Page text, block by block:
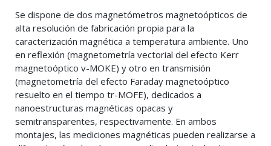
Se dispone de dos magnetómetros magnetoópticos de
alta resolución de fabricación propia para la
caracterización magnética a temperatura ambiente. Uno
en reflexión (magnetometría vectorial del efecto Kerr
magnetoóptico v-MOKE) y otro en transmisión
(magnetometría del efecto Faraday magnetoóptico
resuelto en el tiempo tr-MOFE), dedicados a
nanoestructuras magnéticas opacas y
semitransparentes, respectivamente. En ambos
montajes, las mediciones magnéticas pueden realizarse a